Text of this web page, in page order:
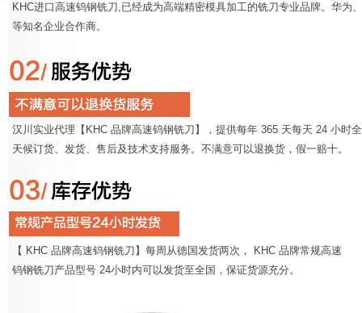
KHC进口高速钨钢铣刀,已经成为高端精密模具加工的铣刀专业品牌。华为
等知名企业合作商。
汉川实业代理【KHC 品牌高速钨钢铣刀】，提供每年 365 天每天 24 小时全
天候订货、发货、售后及技术支持服务。不满意可以退换货，假一赔十。
【 KHC 品牌高速钨钢铣刀】每周从德国发货两次， KHC 品牌常规高速
钨钢铣刀产品型号 24小时内可以发货至全国，保证货源充分。